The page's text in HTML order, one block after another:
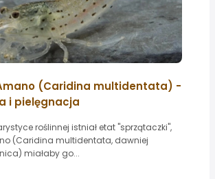
(Caridina multidentata) -
i pielęgnacja
roślinnej istniał etat "sprzątaczki",
(Caridina multidentata, dawniej
miałaby go...